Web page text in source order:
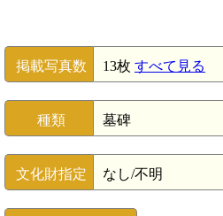
掲載写真数 13枚 すべて見る
種類 墓碑
文化財指定 なし/不明